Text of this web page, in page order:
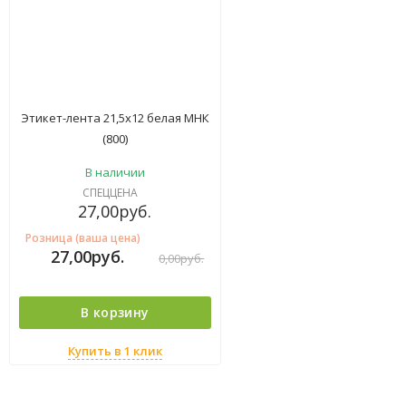
Этикет-лента 21,5х12 белая МНК
(800)
В наличии
СПЕЦЦЕНА
27,00руб.
Розница (ваша цена)
27,00руб. 0,00руб.
В корзину
Купить в 1 клик